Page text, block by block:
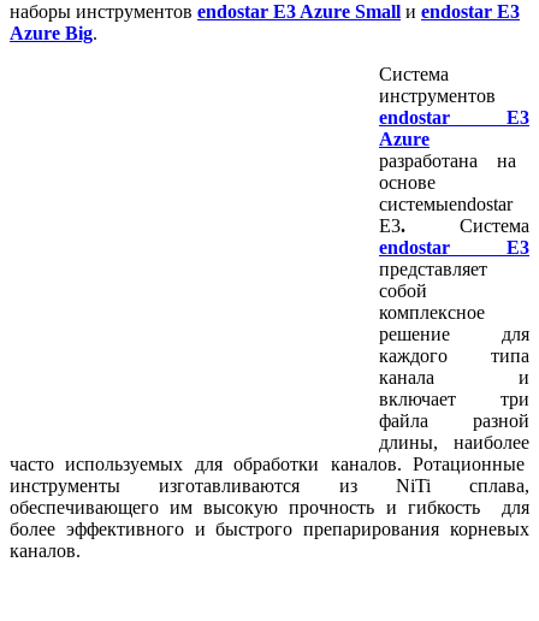
наборы инструментов endostar E3 Azure Small и endostar E3
Azure Big.
Система
инструментов
endostar E3
Azure
разработана на
основе
системыendostar
E3. Система
endostar E3
представляет
собой
комплексное
решение для
каждого типа
канала и
включает три
файлa разной
длины, наиболее
часто используемых для обработки каналов. Ротационные
инструменты изготавливаются из NiTi сплава,
обеспечивающего им высокую прочность и гибкость для
более эффективного и быстрого препарирования корневых
каналов.